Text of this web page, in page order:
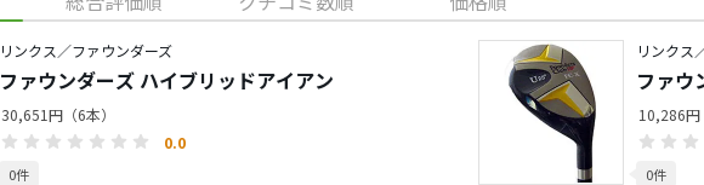
リンクス／ファウンダーズ
ファウンダーズ ハイブリッドアイアン
30,651円（6本）
0.0
0件
リンクス
ファウ
10,286円
0件